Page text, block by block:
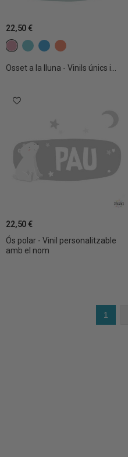
Osset a la lluna - Vinils únics i...
22,50 €
c6 Rosa gris
c16 Turquesa
c17 Blau fort
c24 Mandarina
Ós polar - Vinil personalitzable
amb el nom
22,50 €
1